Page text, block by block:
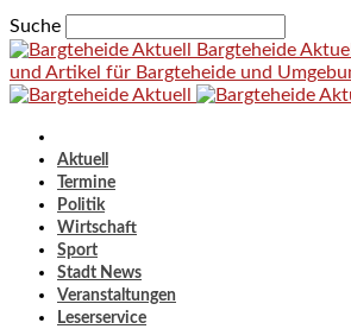
Suche
Bargteheide
und Artikel für Bargteheide und
Aktuell
Termine
Politik
Wirtschaft
Sport
Stadt News
Veranstaltungen
Leserservice